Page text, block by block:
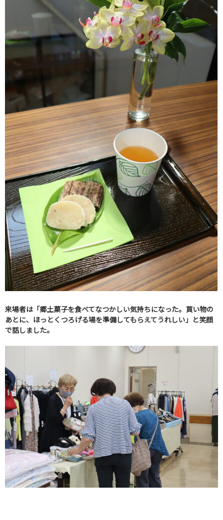
来場者は「郷土菓子を食べてなつかしい気持ちになった。買い物の
あとに、ほっとくつろげる場を準備してもらえてうれしい」と笑顔
で話しました。